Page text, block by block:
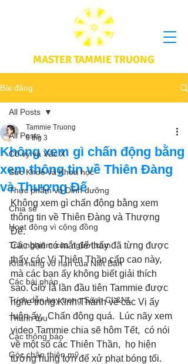
MASTER TAMMIE TRUONG
Bài đăng
All Posts
Cô vy và Vắc X
Sức Khoẻ và Khoa học
Thực phầm và Dinh dưỡng
Chia sẻ
Hoạt động vì cộng đồng
Trải nghiệm của người xem
Khả năng vô hạn của Niết Bàn
Các bài pháp
Trích dẫn hay trong Sách CL&NL
Thành tựu
Các thông báo
Góc chân thiện mỹ
All Posts
Không xem gì chấn động bằng
xem thông tin về Thiên Đàng
và Thượng Đế
Tammie Truong
6 thg 3
Không xem gì chấn động bằng xem
thông tin về Thiên Đàng và Thượng
Đế.
Các bạn có mắt để thấy đã từng được
thấy các Vị Thiên Thần cấp cao này,
mà các bạn ấy không biết giải thích
sao. Giờ là lần đầu tiên Tammie được
nghe trong Kinh Thánh về các Vị ấy
luôn ấy,  Chấn động quá.  Lúc nãy xem
video Tammie chia sẽ hôm Tết,  có nói
về một số các Thiên Thần,  họ hiện
tướng hung tợn để xử phạt bóng tối.